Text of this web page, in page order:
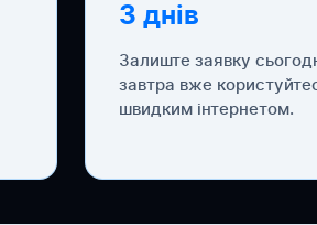
3 днів
Залиште заявку
завтра вже
швидким інтернетом.